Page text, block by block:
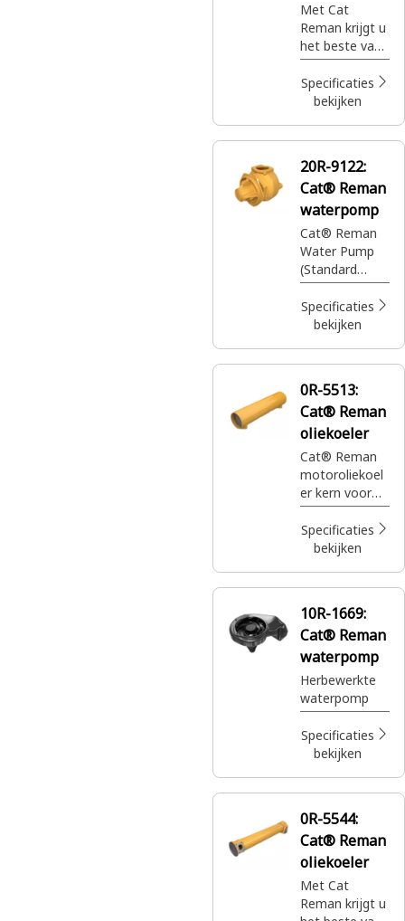
Met Cat
Reman krijgt u
het beste van
alles. De best
gebouwde
Cat®
met volledige
wanneer en
waar u ze ook
nodig hebt,
voor slechts
een fractie van
de prijs.
Specificaties
bekijken
20R-9122:
Cat® Reman
waterpomp
Cat® Reman
Water Pump
(Standard
Rotation)
(3600)
Specificaties
bekijken
0R-5513:
Cat® Reman
oliekoeler
Cat® Reman
motoroliekoel
er kern voor
het afvoeren
van hitte van
olie door
Specificaties
bekijken
10R-1669:
Cat® Reman
waterpomp
Herbewerkte
waterpomp
Specificaties
bekijken
0R-5544:
Cat® Reman
oliekoeler
Met Cat
Reman krijgt u